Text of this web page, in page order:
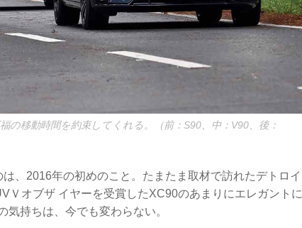
移動時間を約束してくれる。（前：S90、中：V90、後：
、2016年の初めのこと。たまたま取材で訪れたデトロイ
Ｖオブザ イヤーを受賞したXC90のあまりにエレガントに
持ちは、今でも変わらない。